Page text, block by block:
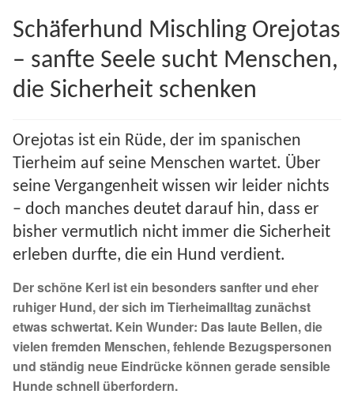
Spenden 2023
Juli bis Dezember 2023
Spenden 2022
Juli bis Dezember 2022
Januar bis Juni 2022
Spenden 2021
Juli bis Dezember 2021
Fördermitgliedschaft
Schäferhund Mischling Orejotas
– sanfte Seele sucht Menschen,
die Sicherheit schenken
Orejotas ist ein Rüde, der im spanischen
Tierheim auf seine Menschen wartet. Über
seine Vergangenheit wissen wir leider nichts
– doch manches deutet darauf hin, dass er
bisher vermutlich nicht immer die Sicherheit
erleben durfte, die ein Hund verdient.
Der schöne Kerl ist ein besonders sanfter und eher
ruhiger Hund, der sich im Tierheimalltag zunächst
etwas schwertat. Kein Wunder: Das laute Bellen, die
vielen fremden Menschen, fehlende Bezugspersonen
und ständig neue Eindrücke können gerade sensible
Hunde schnell überfordern.